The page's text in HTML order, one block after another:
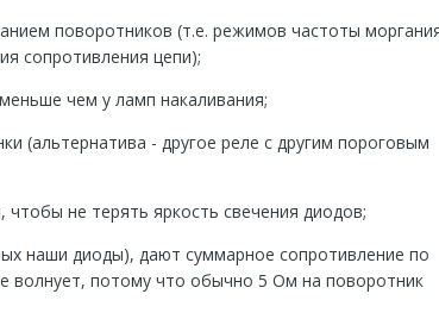
поворотников (т.е. режимов частоты
сопротивления цепи);
чем у ламп накаливания;
(альтернатива - другое реле с другим пороговым
не терять яркость свечения диодов;
наши диоды), дают суммарное сопротивление по
волнует, потому что обычно 5 Ом на поворотник